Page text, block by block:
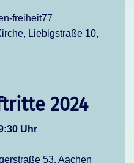
freiheit77
Liebigstraße 10,
2024
Uhr
53, Aachen